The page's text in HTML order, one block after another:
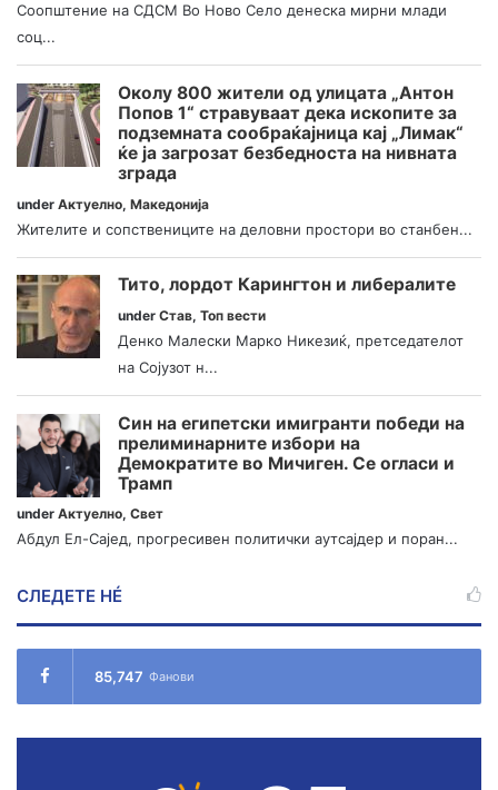
Соопштение на СДСМ Во Ново Село денеска мирни млади
соц...
Околу 800 жители од улицата „Антон
Попов 1“ стравуваат дека ископите за
подземната сообраќајница кај „Лимак“
ќе ја загрозат безбедноста на нивната
зграда
under Актуелно, Македонија
Жителите и сопствениците на деловни простори во станбен...
Тито, лордот Карингтон и либералите
under Став, Топ вести
Денко Малески Марко Никезиќ, претседателот
на Сојузот н...
Син на египетски имигранти победи на
прелиминарните избори на
Демократите во Мичиген. Се огласи и
Трамп
under Актуелно, Свет
Абдул Ел-Сајед, прогресивен политички аутсајдер и поран...
СЛЕДЕТЕ НÉ
85,747 Фанови